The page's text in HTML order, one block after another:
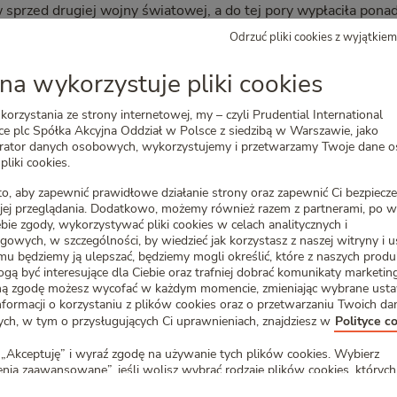
drugiej wojny światowej, a do tej pory wypłaciła
polis wystawionych przed wojną. Informacje o
na polskiej i brytyjskiej stronie internetowej Prudential.
http://www.prudential.co.uk/customers/pre-world-
Prudential wspiera również akcję społeczną „Daję
oraz promującą dotrzymywanie obietnic. W czerwcu
Golden Arrow, za najlepszą i najbardziej efektywną
kampania dotrzymanych obietnic zwyciężyła w kategorii
(nie przyznano złotej statuetki).
w Polsce program edukacji finansowej dla dzieci pod
sposób uczą dzieci mądrego korzystania z pieniędzy,
oparto na czterech filarach: zarabianiu, wydawaniu,
na stronie internetowej www.cha-ching.pl materiałom,
i przeprowadzić cykl praktycznych lekcji ze swoimi
wyróżniony w międzynarodowym konkursie Stevie Awards
wielokrotnie nagradzany za kreacje i skuteczność swoich
Srebrne Effie – wygrywając kategorię „ubezpieczenia”
wykorzystuje pliki cookies
korzystania ze strony internetowej, my – czyli Prudential International
plc Spółka Akcyjna Oddział w Polsce z siedzibą w Warszawie, jako
danych osobowych, wykorzystujemy i przetwarzamy Twoje dane
cookies.
aby zapewnić prawidłowe działanie strony oraz zapewnić Ci
przeglądania. Dodatkowo, możemy również razem z partnerami, po
zgody, wykorzystywać pliki cookies w celach analitycznych i
w szczególności, by wiedzieć jak korzystasz z naszej witryny i
będziemy ją ulepszać, będziemy mogli określić, które z naszych
być interesujące dla Ciebie oraz trafniej dobrać komunikaty
zgodę możesz wycofać w każdym momencie, zmieniając wybrane
o korzystaniu z plików cookies oraz o przetwarzaniu Twoich
w tym o przysługujących Ci uprawnieniach, znajdziesz w Polityce
i wyraź zgodę na używanie tych plików cookies. Wybierz
zaawansowane”, jeśli wolisz wybrać rodzaje plików cookies, których
Odrzuć pliki cookies z